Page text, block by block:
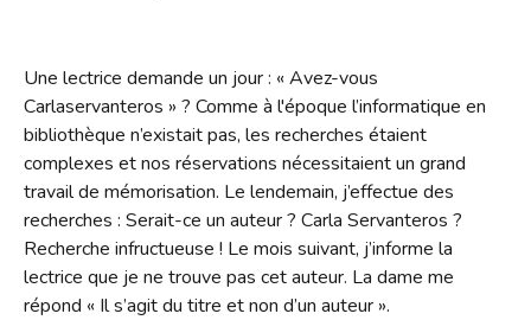
Une lectrice demande un jour : « Avez-vous
Carlaservanteros » ? Comme à l'époque l’informatique en
bibliothèque n’existait pas, les recherches étaient
complexes et nos réservations nécessitaient un grand
travail de mémorisation. Le lendemain, j’effectue des
recherches : Serait-ce un auteur ? Carla Servanteros ?
Recherche infructueuse ! Le mois suivant, j’informe la
lectrice que je ne trouve pas cet auteur. La dame me
répond « Il s’agit du titre et non d’un auteur ».